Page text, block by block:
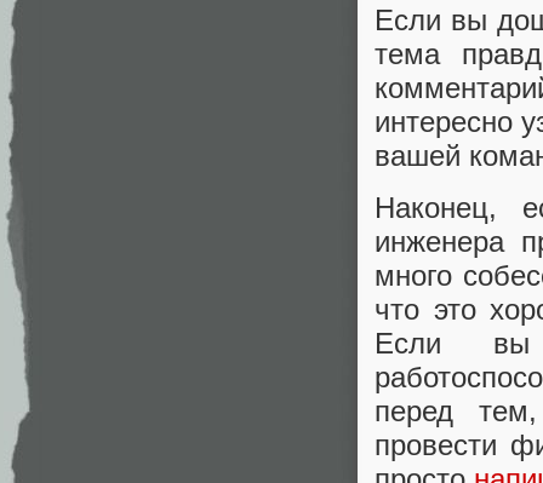
Если вы
тема
интересно
вашей
Наконец,
инженера
много
что это
Если вы
перед
провести